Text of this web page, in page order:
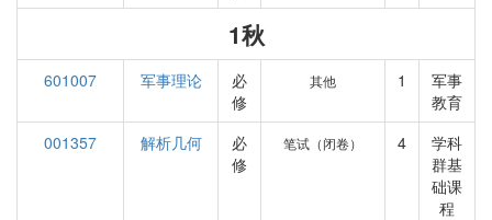
1秋
601007 军事理论
必
修
其他 1
军事
教育
001357
解析几何
必
修
笔试（闭卷） 4
学科
群基
础课
程